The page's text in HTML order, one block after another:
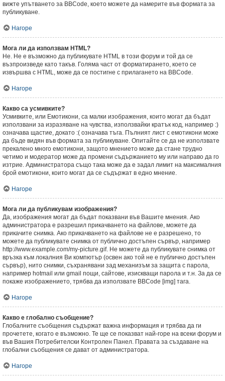
вижте упътването за BBCode, което можете да намерите във формата за
публикуване.
Нагоре
Мога ли да използвам HTML?
Не. Не е възможно да публикувате HTML в този форум и той да се
възпроизведе като такъв. Голяма част от форматирането, което се
извършва с HTML, може да се постигне с прилагането на BBCode.
Нагоре
Какво са усмивките?
Усмивките, или Емотикони, са малки изображения, които могат да бъдат
използвани за изразяване на чувства, използвайки кратък код, например :)
означава щастие, докато :( означава тъга. Пълният лист с емотикони може
да бъде видян във формата за публикуване. Опитайте се да не използвате
прекалено много емотикони, защото мнението може да стане трудно
четимо и модератор може да промени съдържанието му или направо да го
изтрие. Администратора също така може да е задал лимит на максималния
брой емотикони, които могат да се съдържат в едно мнение.
Нагоре
Мога ли да публикувам изображения?
Да, изображения могат да бъдат показвани във Вашите мнения. Ако
администратора е разрешил прикачването на файлове, можете да
прикачите снимка. Ако прикачването на файлове не е разрешено, то
можете да публикувате снимка от публично достъпен сървър, например
http://www.example.com/my-picture.gif. Не можете да публикувате снимка от
връзка към локалния Ви компютър (освен ако той не е публично достъпен
сървър), нито снимки, съхранявани зад механизъм за защита с парола,
например hotmail или gmail пощи, сайтове, изискващи парола и т.н. За да се
покаже изображението, трябва да използвате BBCode [img] тага.
Нагоре
Какво е глобално съобщение?
Глобалните съобщения съдържат важна информация и трябва да ги
прочетете, когато е възможно. Те ще се показват най-горе на всеки форум и
във Вашия Потребителски Контролен Панел. Правата за създаване на
глобални съобщения се дават от администратора.
Нагоре